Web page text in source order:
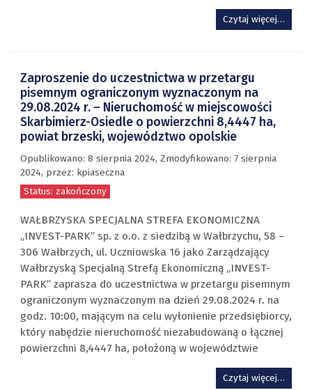
Czytaj więcej…
Zaproszenie do uczestnictwa w przetargu
pisemnym ograniczonym wyznaczonym na
29.08.2024 r. – Nieruchomość w miejscowości
Skarbimierz-Osiedle o powierzchni 8,4447 ha,
powiat brzeski, województwo opolskie
Opublikowano: 8 sierpnia 2024, Zmodyfikowano: 7 sierpnia
2024, przez: kpiaseczna
Status: zakończony
WAŁBRZYSKA SPECJALNA STREFA EKONOMICZNA
„INVEST-PARK” sp. z o.o. z siedzibą w Wałbrzychu, 58 –
306 Wałbrzych, ul. Uczniowska 16 jako Zarządzający
Wałbrzyską Specjalną Strefą Ekonomiczną „INVEST-
PARK” zaprasza do uczestnictwa w przetargu pisemnym
ograniczonym wyznaczonym na dzień 29.08.2024 r. na
godz. 10:00, mającym na celu wyłonienie przedsiębiorcy,
który nabędzie nieruchomość niezabudowaną o łącznej
powierzchni 8,4447 ha, położoną w województwie
Czytaj więcej…